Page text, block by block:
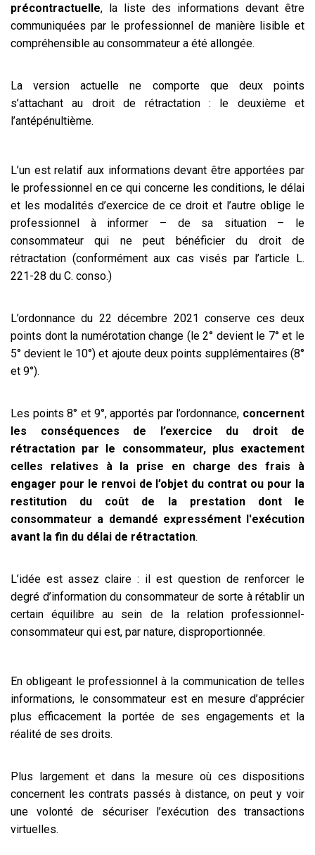
précontractuelle, la liste des informations devant être
communiquées par le professionnel de manière lisible et
compréhensible au consommateur a été allongée.
La version actuelle ne comporte que deux points
s’attachant au droit de rétractation : le deuxième et
l’antépénultième.
L’un est relatif aux informations devant être apportées par
le professionnel en ce qui concerne les conditions, le délai
et les modalités d’exercice de ce droit et l’autre oblige le
professionnel à informer – de sa situation – le
consommateur qui ne peut bénéficier du droit de
rétractation (conformément aux cas visés par l’article L.
221-28 du C. conso.)
L’ordonnance du 22 décembre 2021 conserve ces deux
points dont la numérotation change (le 2° devient le 7° et le
5° devient le 10°) et ajoute deux points supplémentaires (8°
et 9°).
Les points 8° et 9°, apportés par l’ordonnance, concernent
les conséquences de l’exercice du droit de
rétractation par le consommateur, plus exactement
celles relatives à la prise en charge des frais à
engager pour le renvoi de l’objet du contrat ou pour la
restitution du coût de la prestation dont le
consommateur a demandé expressément l'exécution
avant la fin du délai de rétractation.
L’idée est assez claire : il est question de renforcer le
degré d’information du consommateur de sorte à rétablir un
certain équilibre au sein de la relation professionnel-
consommateur qui est, par nature, disproportionnée.
En obligeant le professionnel à la communication de telles
informations, le consommateur est en mesure d’apprécier
plus efficacement la portée de ses engagements et la
réalité de ses droits.
Plus largement et dans la mesure où ces dispositions
concernent les contrats passés à distance, on peut y voir
une volonté de sécuriser l’exécution des transactions
virtuelles.